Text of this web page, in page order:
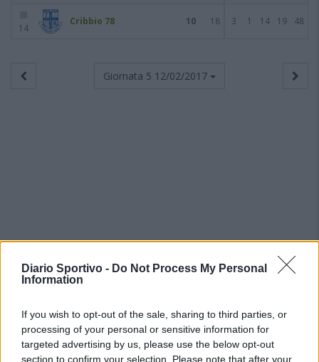
Diario Sportivo - Do Not Process My Personal
Information
If you wish to opt-out of the sale, sharing to third parties, or
processing of your personal or sensitive information for
targeted advertising by us, please use the below opt-out
section to confirm your selection. Please note that after your
14
Cribbio 78 10 18 3 1 14 19 48
Giornata 5 12/02/2017